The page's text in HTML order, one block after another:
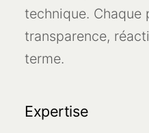
technique.
transparence,
terme.
Expertise